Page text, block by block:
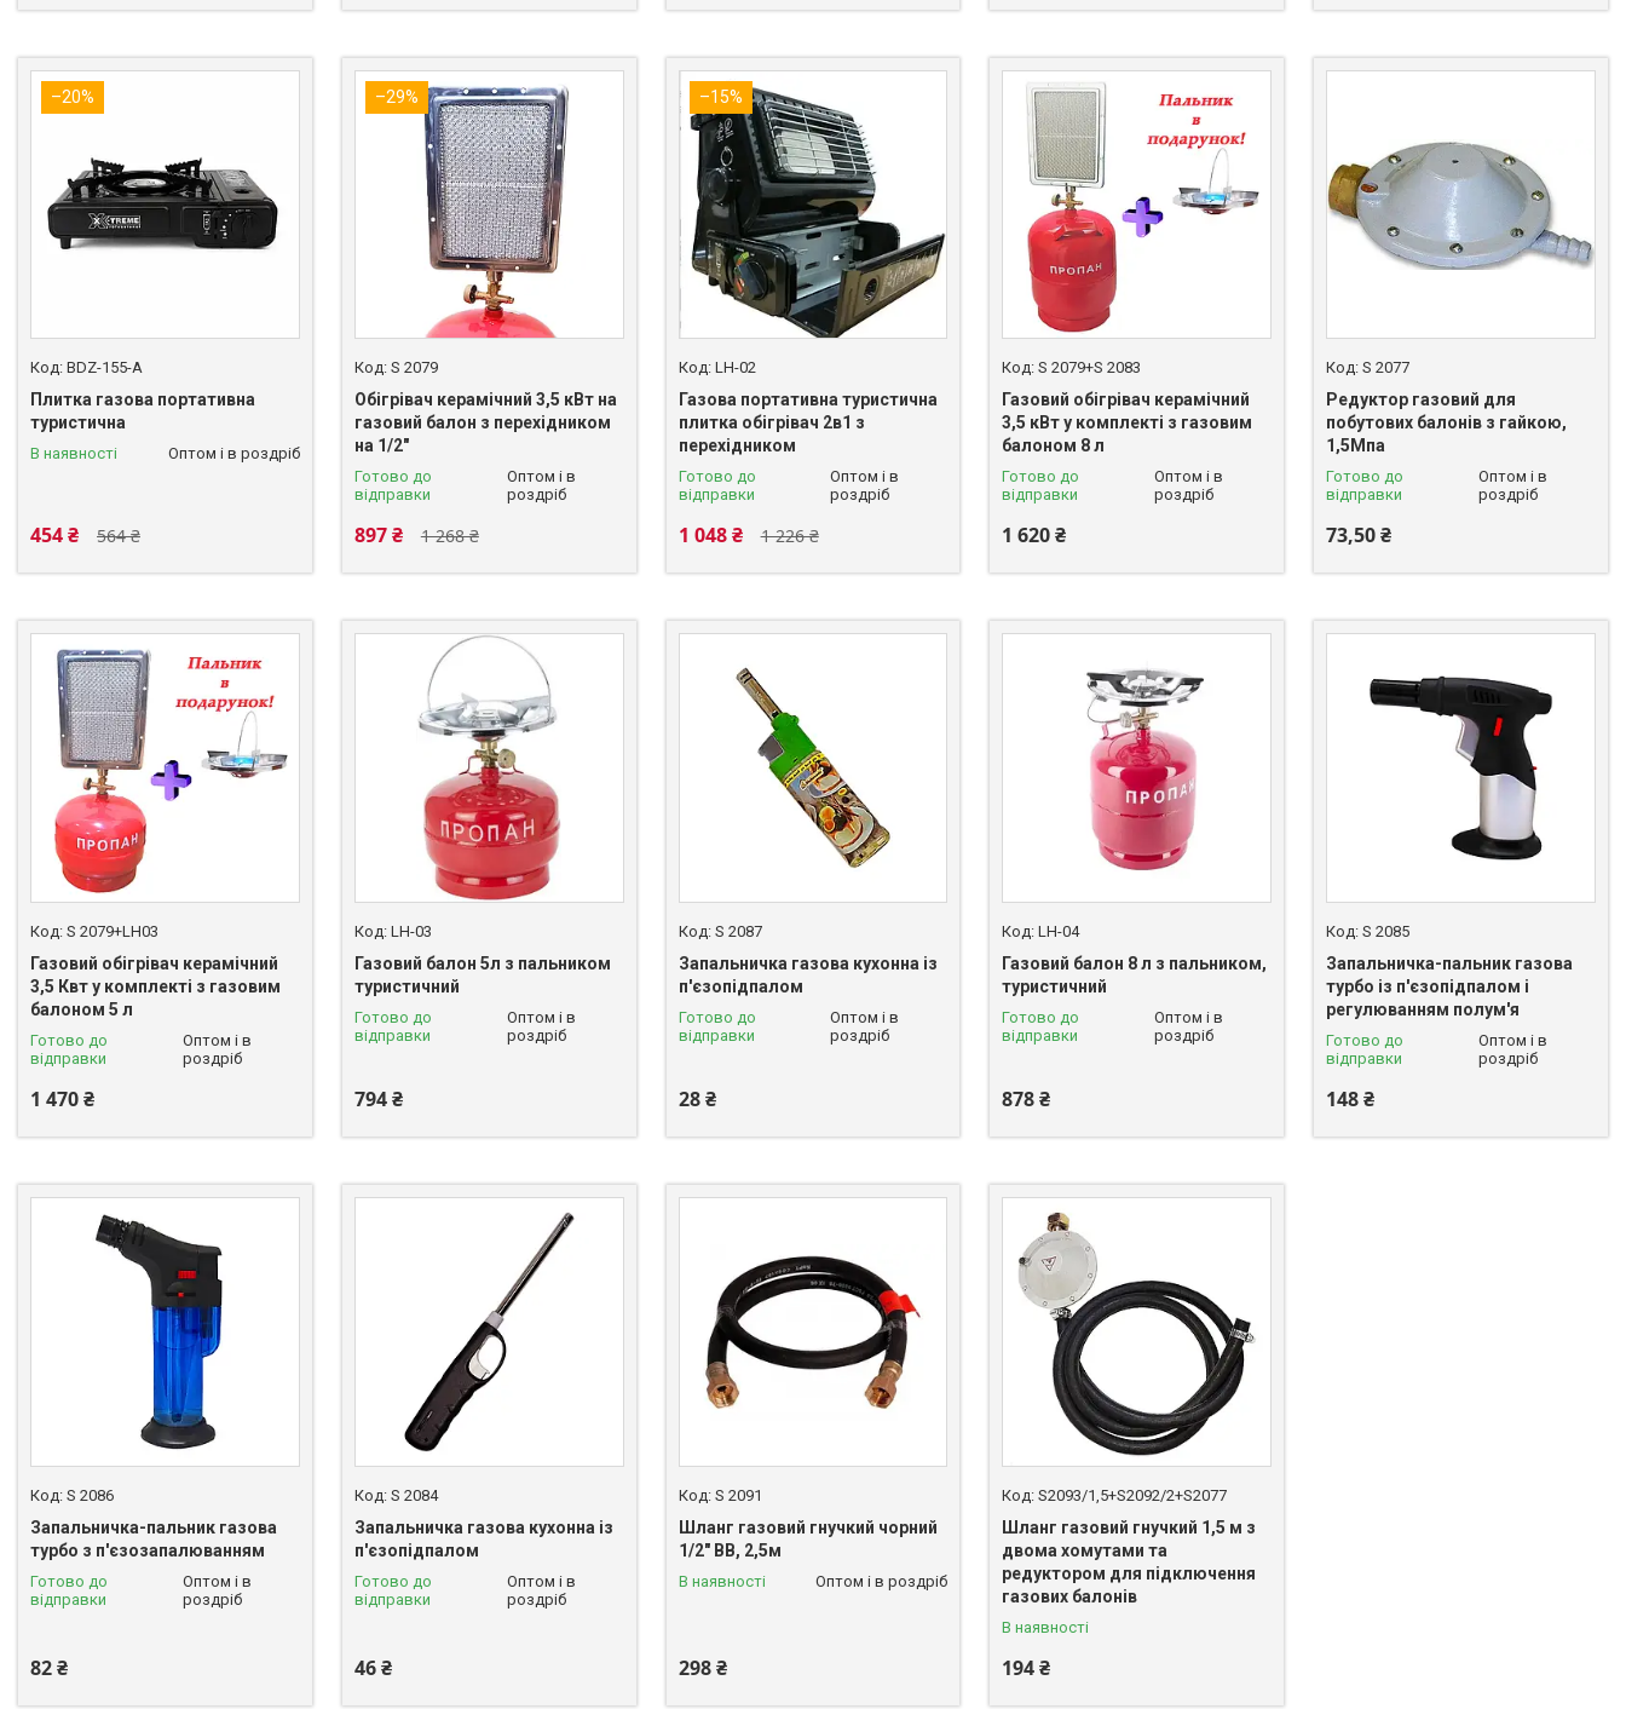
–20%
BDZ-155-A
Плитка газова портативна
туристична
В наявності Оптом і в роздріб
564 ₴
454 ₴
–29%
S 2079
Обігрівач керамічний 3,5 кВт на
газовий балон з перехідником
на 1/2"
Готово до
відправки
Оптом і в
роздріб
1 268 ₴
897 ₴
–15%
LH-02
Газова портативна туристична
плитка обігрівач 2в1 з
перехідником
Готово до
відправки
Оптом і в
роздріб
1 226 ₴
1 048 ₴
S 2079+S 2083
Газовий обігрівач керамічний
3,5 кВт у комплекті з газовим
балоном 8 л
Готово до
відправки
Оптом і в
роздріб
1 620 ₴
S 2077
Редуктор газовий для
побутових балонів з гайкою,
1,5Мпа
Готово до
відправки
Оптом і в
роздріб
73,50 ₴
S 2079+LH03
Газовий обігрівач керамічний
3,5 Квт у комплекті з газовим
балоном 5 л
Готово до
відправки
Оптом і в
роздріб
1 470 ₴
LH-03
Газовий балон 5л з пальником
туристичний
Готово до
відправки
Оптом і в
роздріб
794 ₴
S 2087
Запальничка газова кухонна із
п'єзопідпалом
Готово до
відправки
Оптом і в
роздріб
28 ₴
LH-04
Газовий балон 8 л з пальником,
туристичний
Готово до
відправки
Оптом і в
роздріб
878 ₴
S 2085
Запальничка-пальник газова
турбо із п'єзопідпалом і
регулюванням полум'я
Готово до
відправки
Оптом і в
роздріб
148 ₴
S 2086
Запальничка-пальник газова
турбо з п'єзозапалюванням
Готово до
відправки
Оптом і в
роздріб
82 ₴
S 2084
Запальничка газова кухонна із
п'єзопідпалом
Готово до
відправки
Оптом і в
роздріб
46 ₴
S 2091
Шланг газовий гнучкий чорний
1/2" ВВ, 2,5м
В наявності Оптом і в роздріб
298 ₴
S2093/1,5+S2092/2+S2077
Шланг газовий гнучкий 1,5 м з
двома хомутами та
редуктором для підключення
газових балонів
В наявності
194 ₴